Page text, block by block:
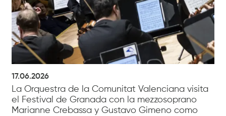
17.06.2026
La Orquestra de la Comunitat Valenciana visita
el Festival de Granada con la mezzosoprano
Marianne Crebassa y Gustavo Gimeno como